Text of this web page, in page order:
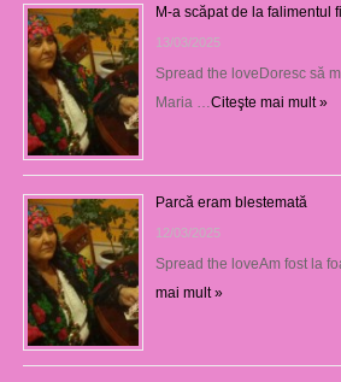
M-a scăpat de la falimentul
13/03/2025
Spread the loveDoresc să
Maria … Citeşte mai mult »
Parcă eram blestemată
12/03/2025
Spread the loveAm fost la
mai mult »